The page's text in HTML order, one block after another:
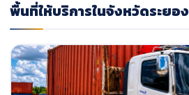
พื้นที่ให้บริการในจังหวัดระยอง